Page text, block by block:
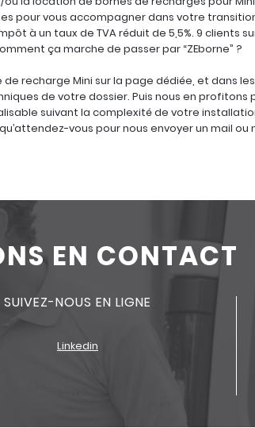
pour vous accompagner dans votre
à un taux de TVA réduit de 5,5%. 9 clients
ça marche de passer par “ZEborne” ?
recharge Mini sur la page dédiée, et dans
de votre dossier. Puis nous en profitons
suivant la complexité de votre
vous pour nous envoyer un mail ou
EN CONTACT
SUIVEZ-NOUS EN LIGNE
Linkedin